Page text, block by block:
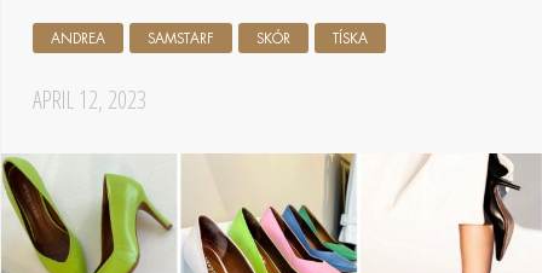
APRIL 12, 2023
ANDREA SAMSTARF SKÓR TÍSKA